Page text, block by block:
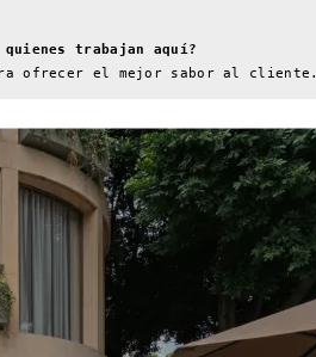
trabajan aquí?
ofrecer el mejor sabor al cliente.